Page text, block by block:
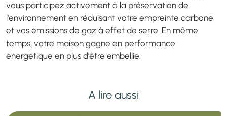
vous participez activement à la préservation de
l'environnement en réduisant votre empreinte carbone
et vos émissions de gaz à effet de serre. En même
temps, votre maison gagne en performance
énergétique en plus d'être embellie.
A lire aussi